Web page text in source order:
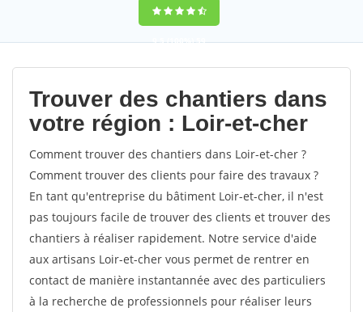
9,5(100%)59
votes
Trouver des chantiers dans
votre région : Loir-et-cher
Comment trouver des chantiers dans Loir-et-cher ?
Comment trouver des clients pour faire des travaux ?
En tant qu'entreprise du bâtiment Loir-et-cher, il n'est
pas toujours facile de trouver des clients et trouver des
chantiers à réaliser rapidement. Notre service d'aide
aux artisans Loir-et-cher vous permet de rentrer en
contact de manière instantannée avec des particuliers
à la recherche de professionnels pour réaliser leurs